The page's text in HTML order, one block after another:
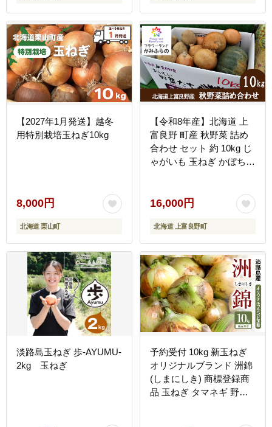
【2027年1月発送】越冬
用特別栽培玉ねぎ10kg
8,000円
北海道 栗山町
【令和8年産】北海道 上
富良野 町産 秋野菜 詰め
合わせ セット 約 10kg じ
ゃがいも 玉ねぎ かぼちゃ
16,000円
北海道 上富良野町
淡路島玉ねぎ 歩-AYUMU-
2kg 玉ねぎ
予約受付 10kg 新玉ねぎ
オリジナルブランド 洲錦
(しまにしき) 商標登録商
品 玉ねぎ タマネギ 野菜